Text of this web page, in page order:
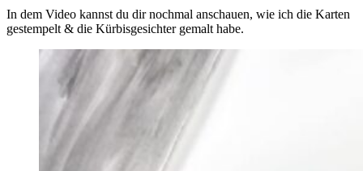
In dem Video kannst du dir nochmal anschauen, wie ich die Karten
gestempelt & die Kürbisgesichter gemalt habe.